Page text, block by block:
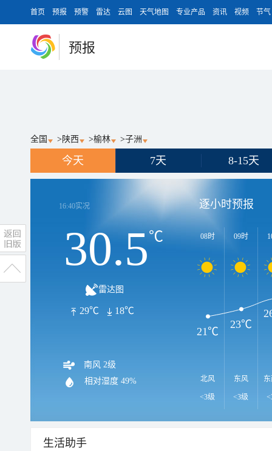
首页 预报 预警 雷达 云图 天气地图 专业产品 资讯 视频 节气
预报
全国 > 陕西 >榆林 >子洲
今天 7天 8-15天
16:40实况
30.5℃
雷达图
29℃ 18℃
南风 2级
相对湿度 49%
逐小时预报
08时
北风
<3级
09时
东风
<3级
21℃
23℃
生活助手